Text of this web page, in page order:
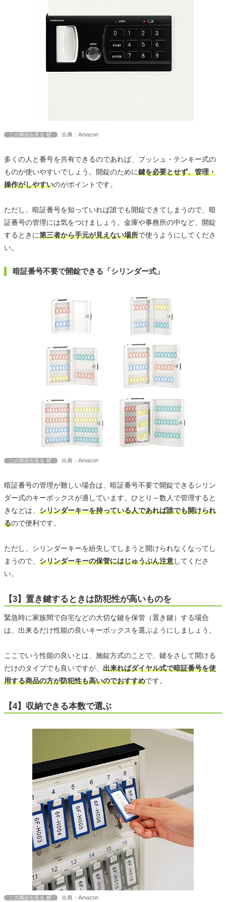
この商品を見る 出典：Amazon
多くの人と番号を共有できるのであれば、プッシュ・テンキー式の
ものが使いやすいでしょう。開錠のために鍵を必要とせず、管理・
操作がしやすいのがポイントです。
ただし、暗証番号を知っていれば誰でも開錠できてしまうので、暗
証番号の管理には気をつけましょう。金庫や事務所の中など、開錠
するときに第三者から手元が見えない場所で使うようにしてくださ
い。
暗証番号不要で開錠できる「シリンダー式」
この商品を見る 出典：Amazon
暗証番号の管理が難しい場合は、暗証番号不要で開錠できるシリン
ダー式のキーボックスが適しています。ひとり～数人で管理すると
きなどは、 シリンダーキーを持っている人であれば誰でも開けられ
るので便利です。
ただし、シリンダーキーを紛失してしまうと開けられなくなってし
まうので、 シリンダーキーの保管にはじゅうぶん注意してくださ
い。
【3】置き鍵するときは防犯性が高いものを
緊急時に家族間で自宅などの大切な鍵を保管（置き鍵）する場合
は、出来るだけ性能の良いキーボックスを選ぶようにしましょう。
ここでいう性能の良いとは、施錠方式のことで、鍵をさして開ける
だけのタイプでも良いですが、 出来ればダイヤル式で暗証番号を使
用する商品の方が防犯性も高いのでおすすめです。
【4】収納できる本数で選ぶ
この商品を見る 出典：Amazon